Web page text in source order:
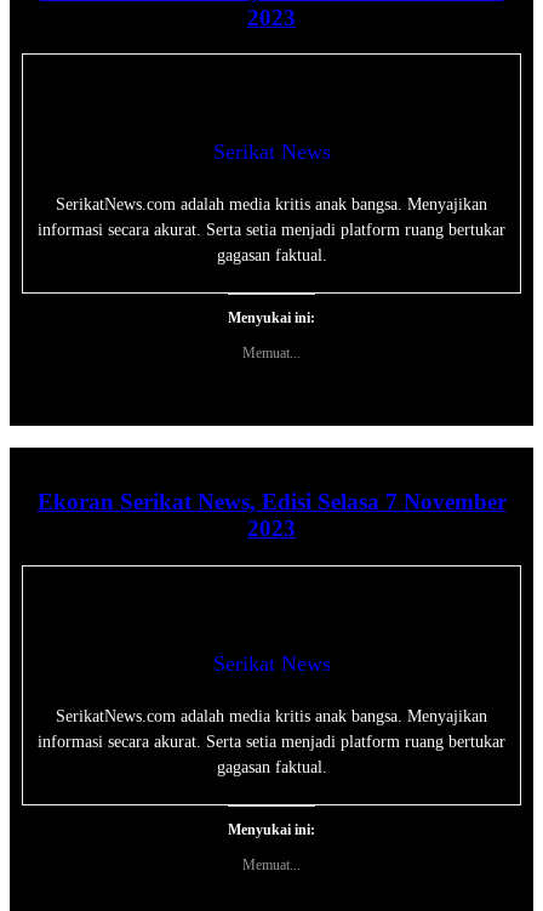
2023
Serikat News
SerikatNews.com adalah media kritis anak bangsa. Menyajikan
informasi secara akurat. Serta setia menjadi platform ruang bertukar
gagasan faktual.
Menyukai ini:
Memuat...
Ekoran Serikat News, Edisi Selasa 7 November
2023
Serikat News
SerikatNews.com adalah media kritis anak bangsa. Menyajikan
informasi secara akurat. Serta setia menjadi platform ruang bertukar
gagasan faktual.
Menyukai ini:
Memuat...